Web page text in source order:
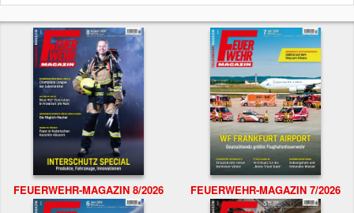
FEUERWEHR-MAGAZIN 8/2026 FEUERWEHR-MAGAZIN 7/2026